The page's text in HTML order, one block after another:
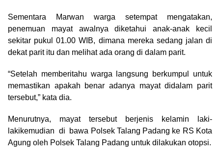
Sementara Marwan warga setempat mengatakan,
penemuan mayat awalnya diketahui anak-anak kecil
sekitar pukul 01.00 WIB, dimana mereka sedang jalan di
dekat parit itu dan melihat ada orang di dalam parit.
“Setelah memberitahu warga langsung berkumpul untuk
memastikan apakah benar adanya mayat didalam parit
tersebut,” kata dia.
Menurutnya, mayat tersebut berjenis kelamin laki-
lakikemudian di bawa Polsek Talang Padang ke RS Kota
Agung oleh Polsek Talang Padang untuk dilakukan otopsi.